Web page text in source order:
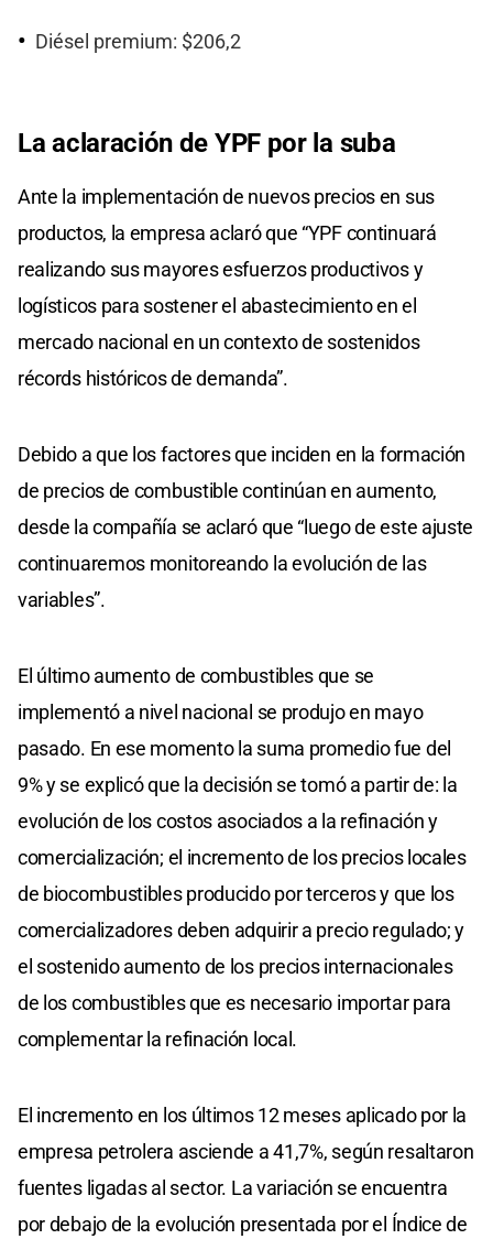
Diésel premium: $206,2
La aclaración de YPF por la suba
Ante la implementación de nuevos precios en sus
productos, la empresa aclaró que “YPF continuará
realizando sus mayores esfuerzos productivos y
logísticos para sostener el abastecimiento en el
mercado nacional en un contexto de sostenidos
récords históricos de demanda”.
Debido a que los factores que inciden en la formación
de precios de combustible continúan en aumento,
desde la compañía se aclaró que “luego de este ajuste
continuaremos monitoreando la evolución de las
variables”.
El último aumento de combustibles que se
implementó a nivel nacional se produjo en mayo
pasado. En ese momento la suma promedio fue del
9% y se explicó que la decisión se tomó a partir de: la
evolución de los costos asociados a la refinación y
comercialización; el incremento de los precios locales
de biocombustibles producido por terceros y que los
comercializadores deben adquirir a precio regulado; y
el sostenido aumento de los precios internacionales
de los combustibles que es necesario importar para
complementar la refinación local.
El incremento en los últimos 12 meses aplicado por la
empresa petrolera asciende a 41,7%, según resaltaron
fuentes ligadas al sector. La variación se encuentra
por debajo de la evolución presentada por el Índice de